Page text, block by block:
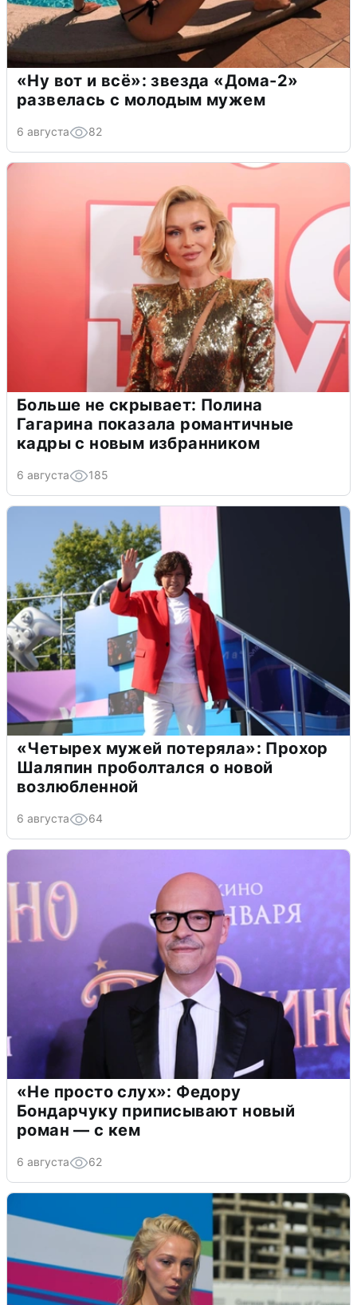
«Ну вот и всё»: звезда «Дома-2»
развелась с молодым мужем
6 августа 82
Больше не скрывает: Полина
Гагарина показала романтичные
кадры с новым избранником
6 августа 185
«Четырех мужей потеряла»: Прохор
Шаляпин проболтался о новой
возлюбленной
6 августа 64
«Не просто слух»: Федору
Бондарчуку приписывают новый
роман — с кем
6 августа 62